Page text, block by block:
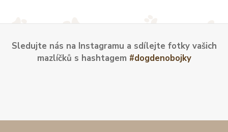
Sledujte nás na Instagramu a sdílejte fotky vašich
mazlíčků s hashtagem #dogdenobojky